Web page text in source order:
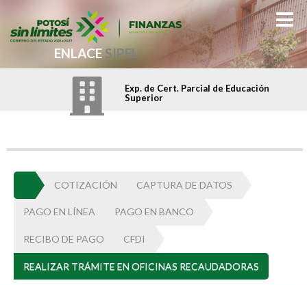
ENLACESIPEL
Exp. de Cert. Parcial de Educación
Superior
COTIZACIÓN CAPTURA DE DATOS
PAGO EN LÍNEA PAGO EN BANCO
RECIBO DE PAGO CFDI
REALIZAR TRÁMITE EN OFICINAS RECAUDADORAS